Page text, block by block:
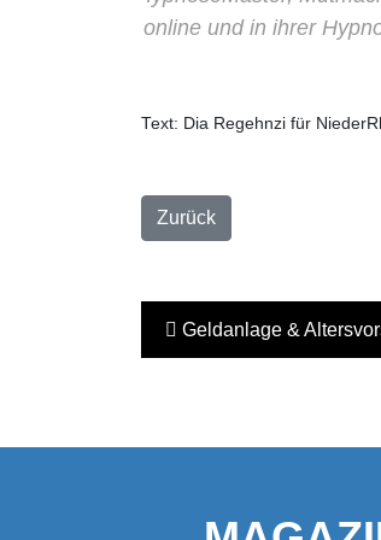
Raum via online und in ihrer
Text: Dia Regehnzi für
Zurück
Geldanlage &